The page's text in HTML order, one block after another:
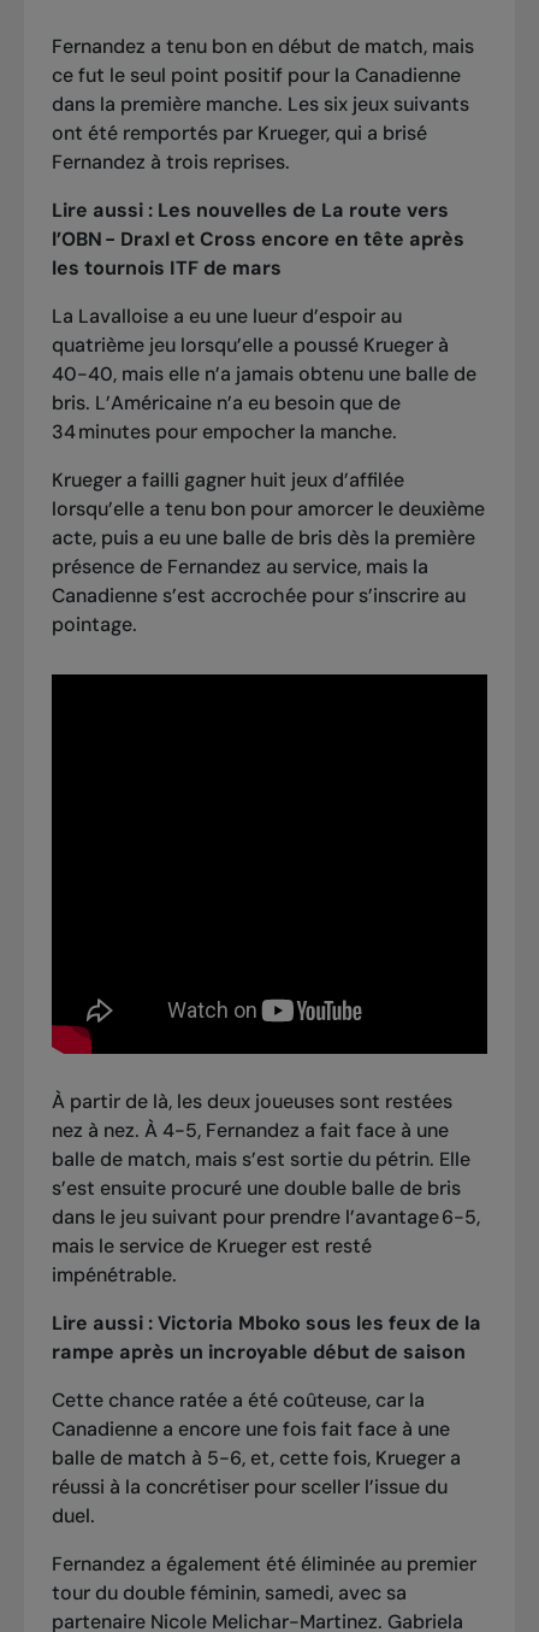
Fernandez a tenu bon en début de match, mais
ce fut le seul point positif pour la Canadienne
dans la première manche. Les six jeux suivants
ont été remportés par Krueger, qui a brisé
Fernandez à trois reprises.
Lire aussi : Les nouvelles de La route vers
l’OBN- Draxl et Cross encore en tête après
les tournois ITF de mars
La Lavalloise a eu une lueur d’espoir au
quatrième jeu lorsqu’elle a poussé Krueger à
40-40, mais elle n’a jamais obtenu une balle de
bris. L’Américaine n’a eu besoin que de
34 minutes pour empocher la manche.
Krueger a failli gagner huit jeux d’affilée
lorsqu’elle a tenu bon pour amorcer le deuxième
acte, puis a eu une balle de bris dès la première
présence de Fernandez au service, mais la
Canadienne s’est accrochée pour s’inscrire au
pointage.
À partir de là, les deux joueuses sont restées
nez à nez. À 4-5, Fernandez a fait face à une
balle de match, mais s’est sortie du pétrin. Elle
s’est ensuite procuré une double balle de bris
dans le jeu suivant pour prendre l’avantage 6-5,
mais le service de Krueger est resté
impénétrable.
Lire aussi :Victoria Mboko sous les feux de la
rampe après un incroyable début de saison
Cette chance ratée a été coûteuse, car la
Canadienne a encore une fois fait face à une
balle de match à 5-6, et, cette fois, Krueger a
réussi à la concrétiser pour sceller l’issue du
duel.
Fernandez a également été éliminée au premier
tour du double féminin, samedi, avec sa
partenaire Nicole Melichar-Martinez. Gabriela